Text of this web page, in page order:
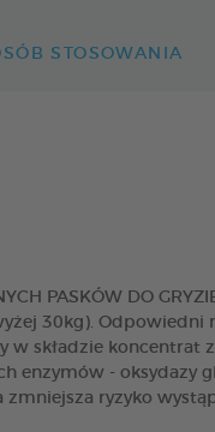
STOSOWANIA
PASKÓW DO
30kg). Odpowiedni
w składzie
enzymów -
zmniejsza ryzyko